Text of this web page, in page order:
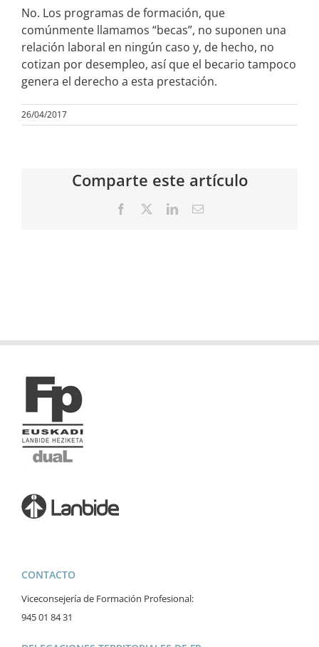
No. Los programas de formación, que
comúnmente llamamos “becas”, no suponen una
relación laboral en ningún caso y, de hecho, no
cotizan por desempleo, así que el becario tampoco
genera el derecho a esta prestación.
26/04/2017
Comparte este artículo
Facebook LinkedInCorreo
CONTACTO
Viceconsejería de Formación Profesional:
945 01 84 31